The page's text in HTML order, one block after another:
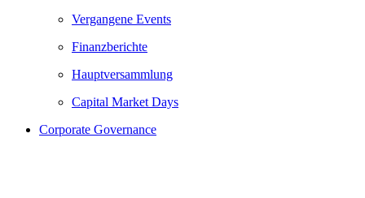
Vergangene Events
Finanzberichte
Hauptversammlung
Capital Market Days
Corporate Governance